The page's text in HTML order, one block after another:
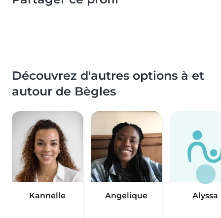
Découvrez d'autres options à et
autour de Bègles
Kannelle Angelique Alyssa